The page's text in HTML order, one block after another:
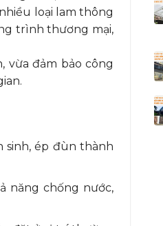
loại lam thông
trình thương mại,
vừa đảm bảo công
sinh, ép đùn thành
năng chống nước,